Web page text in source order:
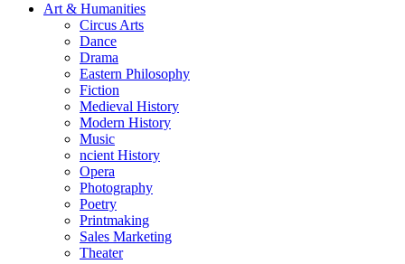
Art & Humanities
Circus Arts
Dance
Drama
Eastern Philosophy
Fiction
Medieval History
Modern History
Music
ncient History
Opera
Photography
Poetry
Printmaking
Sales Marketing
Theater